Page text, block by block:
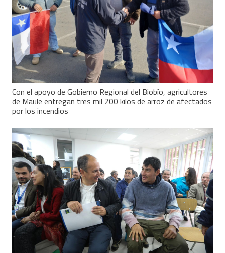
Con el apoyo de Gobierno Regional del Biobío, agricultores
de Maule entregan tres mil 200 kilos de arroz de afectados
por los incendios